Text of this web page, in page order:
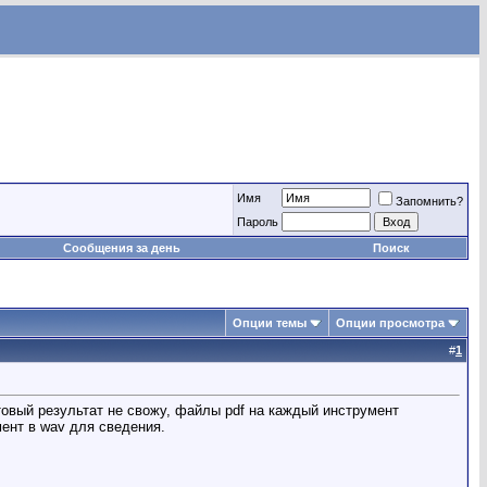
Имя
Запомнить?
Пароль
Сообщения за день
Поиск
Опции темы Опции просмотра
#1
результат не свожу, файлы pdf на каждый инструмент
в wav для сведения.